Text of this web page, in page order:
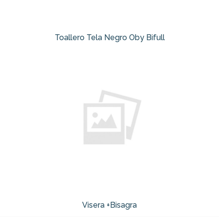
Toallero Tela Negro Oby Bifull
Visera +Bisagra